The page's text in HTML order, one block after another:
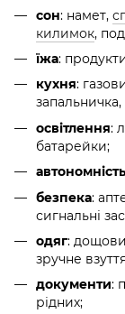
сон: намет,
килимок,
їжа:
кухня:
запальничка,
освітлення:
батарейки;
автономність
безпека:
сигнальні
одяг:
зручне
документи:
рідних;